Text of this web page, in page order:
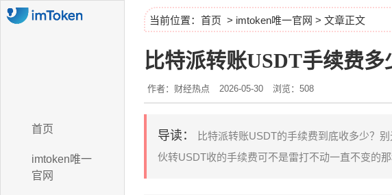
首页
imtoken唯一
官网
当前位置： 首页 > imtoken唯一官网 > 文章正文
比特派转账USDT手续费多
作者：财经热点 2026-05-30 浏览：508
导读：
比特派转账USDT的手续费到底收多少？
伙转USDT收的手续费可不是雷打不动一直不变的